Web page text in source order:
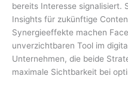
bereits Interesse signalisiert.
Insights für zukünftige
Synergieeffekte machen
unverzichtbaren Tool im
Unternehmen, die beide
maximale Sichtbarkeit bei